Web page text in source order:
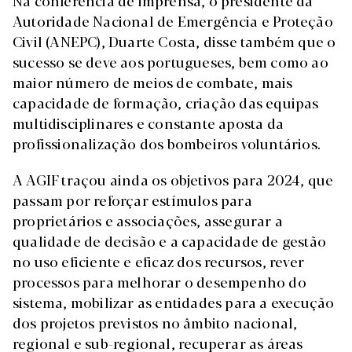
Autoridade Nacional de Emergência e Proteção
Civil (ANEPC), Duarte Costa, disse também que o
sucesso se deve aos portugueses, bem como ao
maior número de meios de combate, mais
capacidade de formação, criação das equipas
multidisciplinares e constante aposta da
profissionalização dos bombeiros voluntários.
A AGIF traçou ainda os objetivos para 2024, que
passam por reforçar estímulos para
proprietários e associações, assegurar a
qualidade de decisão e a capacidade de gestão
no uso eficiente e eficaz dos recursos, rever
processos para melhorar o desempenho do
sistema, mobilizar as entidades para a execução
dos projetos previstos no âmbito nacional,
regional e sub-regional, recuperar as áreas